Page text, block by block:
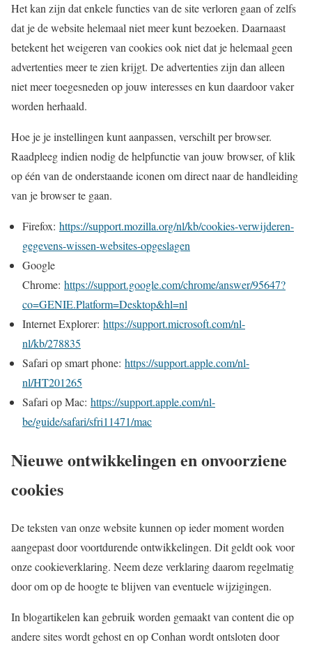
Het kan zijn dat enkele functies van de site verloren gaan of zelfs
dat je de website helemaal niet meer kunt bezoeken. Daarnaast
betekent het weigeren van cookies ook niet dat je helemaal geen
advertenties meer te zien krijgt. De advertenties zijn dan alleen
niet meer toegesneden op jouw interesses en kun daardoor vaker
worden herhaald.
Hoe je je instellingen kunt aanpassen, verschilt per browser.
Raadpleeg indien nodig de helpfunctie van jouw browser, of klik
op één van de onderstaande iconen om direct naar de handleiding
van je browser te gaan.
Firefox: https://support.mozilla.org/nl/kb/cookies-verwijderen-
gegevens-wissen-websites-opgeslagen
Google
Chrome: https://support.google.com/chrome/answer/95647?
co=GENIE.Platform=Desktop&hl=nl
Internet Explorer: https://support.microsoft.com/nl-
nl/kb/278835
Safari op smart phone: https://support.apple.com/nl-
nl/HT201265
Safari op Mac: https://support.apple.com/nl-
be/guide/safari/sfri11471/mac
Nieuwe ontwikkelingen en onvoorziene
cookies
De teksten van onze website kunnen op ieder moment worden
aangepast door voortdurende ontwikkelingen. Dit geldt ook voor
onze cookieverklaring. Neem deze verklaring daarom regelmatig
door om op de hoogte te blijven van eventuele wijzigingen.
In blogartikelen kan gebruik worden gemaakt van content die op
andere sites wordt gehost en op Conhan wordt ontsloten door